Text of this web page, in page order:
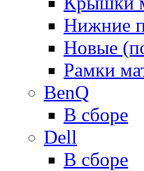
Нижние
Новые
Рамки
BenQ
В сборе
Dell
В сборе